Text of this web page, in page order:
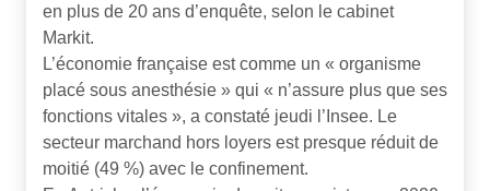
en plus de 20 ans d’enquête, selon le cabinet
Markit.
L’économie française est comme un « organisme
placé sous anesthésie » qui « n’assure plus que ses
fonctions vitales », a constaté jeudi l’Insee. Le
secteur marchand hors loyers est presque réduit de
moitié (49 %) avec le confinement.